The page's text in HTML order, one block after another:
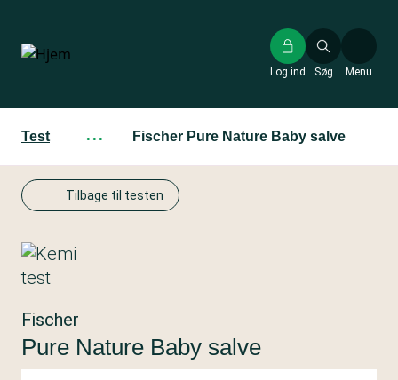
hovedindhold
Søg
Log ind Menu
Test ··· Fischer Pure Nature Baby salve
Tilbage til testen
Fischer
Pure Nature Baby salve